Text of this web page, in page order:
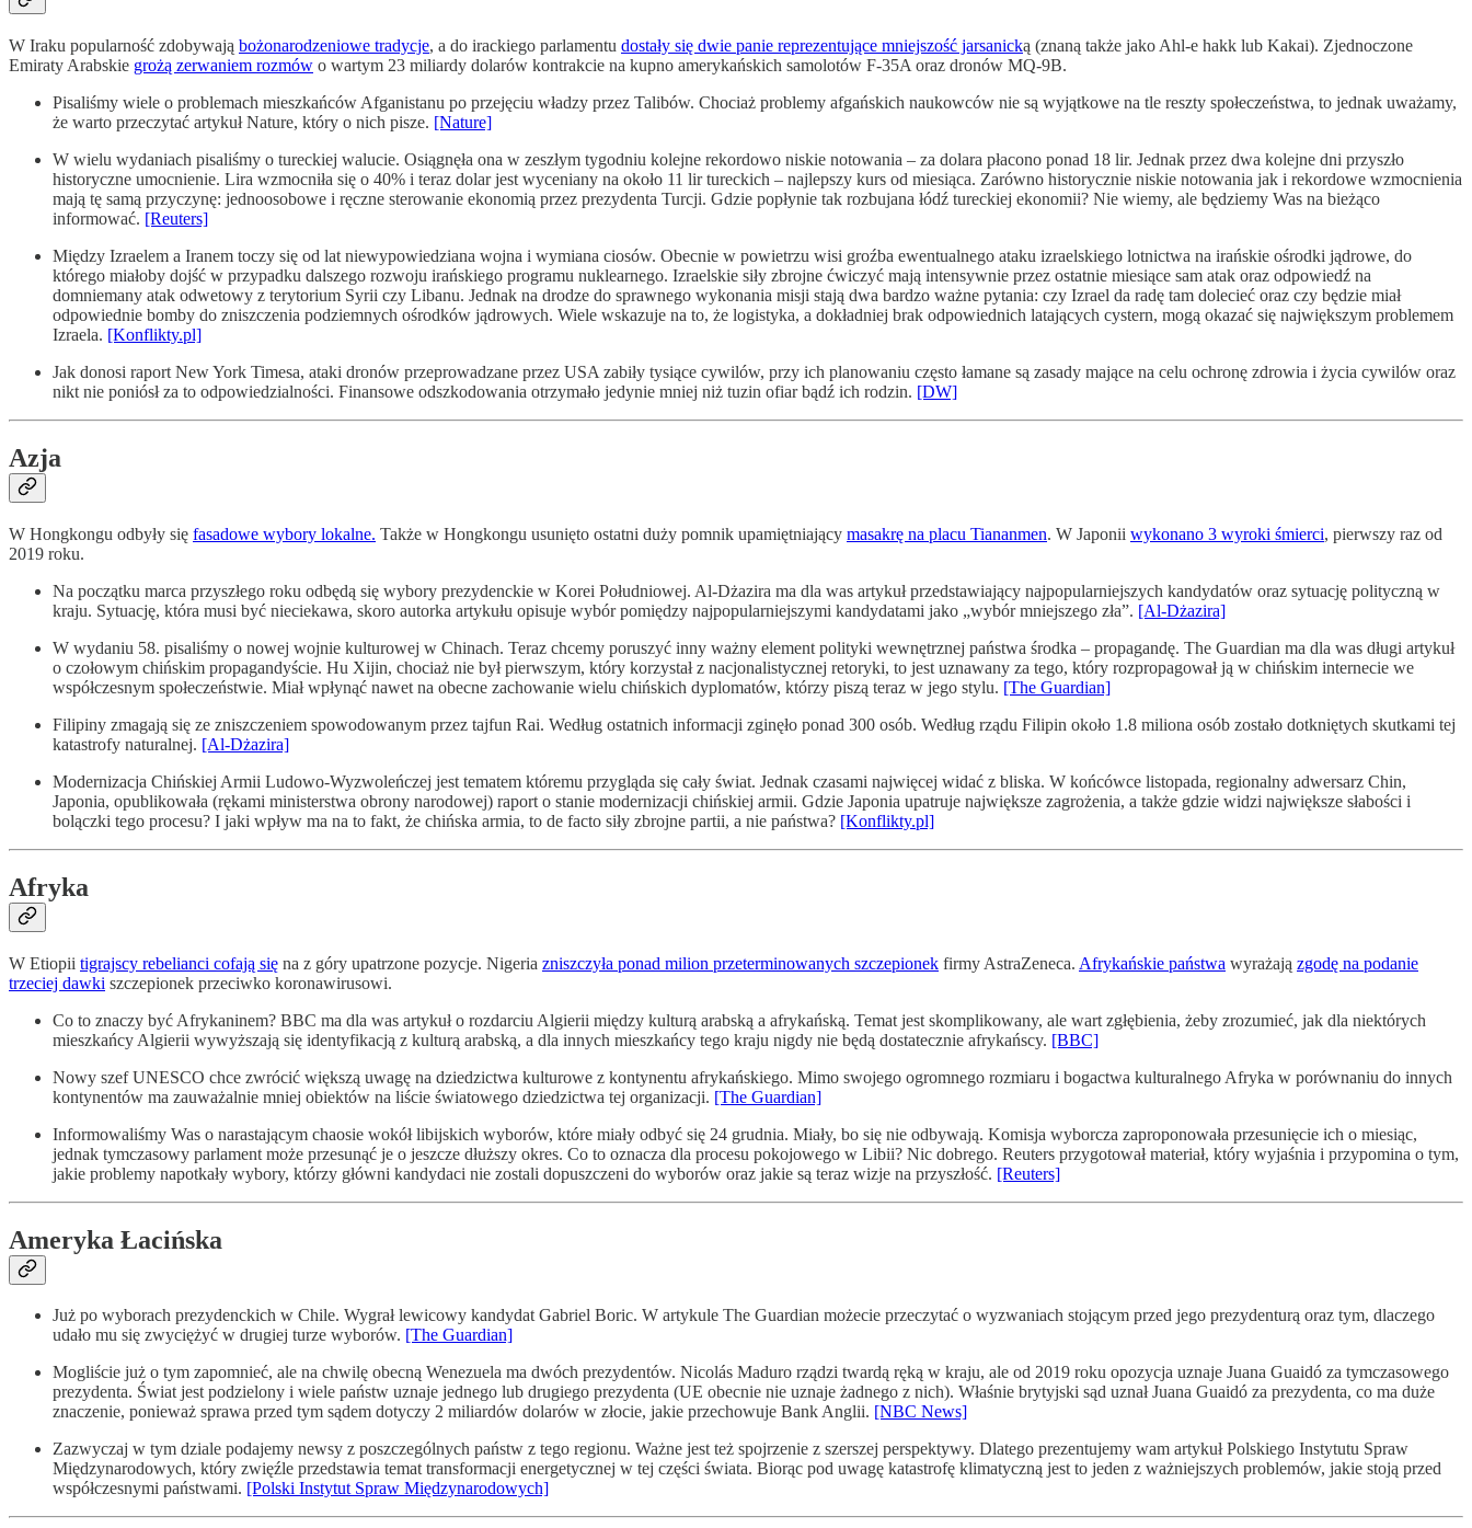
W Iraku popularność zdobywają bożonarodzeniowe tradycje, a do irackiego parlamentu dostały się dwie panie reprezentujące mniejszość jarsanicką (znaną także jako Ahl-e hakk lub Kakai). Zjednoczone
Emiraty Arabskie grożą zerwaniem rozmów o wartym 23 miliardy dolarów kontrakcie na kupno amerykańskich samolotów F-35A oraz dronów MQ-9B.
Pisaliśmy wiele o problemach mieszkańców Afganistanu po przejęciu władzy przez Talibów. Chociaż problemy afgańskich naukowców nie są wyjątkowe na tle reszty społeczeństwa, to jednak uważamy,
że warto przeczytać artykuł Nature, który o nich pisze. [Nature]
W wielu wydaniach pisaliśmy o tureckiej walucie. Osiągnęła ona w zeszłym tygodniu kolejne rekordowo niskie notowania – za dolara płacono ponad 18 lir. Jednak przez dwa kolejne dni przyszło
historyczne umocnienie. Lira wzmocniła się o 40% i teraz dolar jest wyceniany na około 11 lir tureckich – najlepszy kurs od miesiąca. Zarówno historycznie niskie notowania jak i rekordowe wzmocnienia
mają tę samą przyczynę: jednoosobowe i ręczne sterowanie ekonomią przez prezydenta Turcji. Gdzie popłynie tak rozbujana łódź tureckiej ekonomii? Nie wiemy, ale będziemy Was na bieżąco
informować. [Reuters]
Między Izraelem a Iranem toczy się od lat niewypowiedziana wojna i wymiana ciosów. Obecnie w powietrzu wisi groźba ewentualnego ataku izraelskiego lotnictwa na irańskie ośrodki jądrowe, do
którego miałoby dojść w przypadku dalszego rozwoju irańskiego programu nuklearnego. Izraelskie siły zbrojne ćwiczyć mają intensywnie przez ostatnie miesiące sam atak oraz odpowiedź na
domniemany atak odwetowy z terytorium Syrii czy Libanu. Jednak na drodze do sprawnego wykonania misji stają dwa bardzo ważne pytania: czy Izrael da radę tam dolecieć oraz czy będzie miał
odpowiednie bomby do zniszczenia podziemnych ośrodków jądrowych. Wiele wskazuje na to, że logistyka, a dokładniej brak odpowiednich latających cystern, mogą okazać się największym problemem
Izraela. [Konflikty.pl]
Jak donosi raport New York Timesa, ataki dronów przeprowadzane przez USA zabiły tysiące cywilów, przy ich planowaniu często łamane są zasady mające na celu ochronę zdrowia i życia cywilów oraz
nikt nie poniósł za to odpowiedzialności. Finansowe odszkodowania otrzymało jedynie mniej niż tuzin ofiar bądź ich rodzin. [DW]
Azja
W Hongkongu odbyły się fasadowe wybory lokalne. Także w Hongkongu usunięto ostatni duży pomnik upamiętniający masakrę na placu Tiananmen. W Japonii wykonano 3 wyroki śmierci, pierwszy raz od
2019 roku.
Na początku marca przyszłego roku odbędą się wybory prezydenckie w Korei Południowej. Al-Dżazira ma dla was artykuł przedstawiający najpopularniejszych kandydatów oraz sytuację polityczną w
kraju. Sytuację, która musi być nieciekawa, skoro autorka artykułu opisuje wybór pomiędzy najpopularniejszymi kandydatami jako „wybór mniejszego zła”. [Al-Dżazira]
W wydaniu 58. pisaliśmy o nowej wojnie kulturowej w Chinach. Teraz chcemy poruszyć inny ważny element polityki wewnętrznej państwa środka – propagandę. The Guardian ma dla was długi artykuł
o czołowym chińskim propagandyście. Hu Xijin, chociaż nie był pierwszym, który korzystał z nacjonalistycznej retoryki, to jest uznawany za tego, który rozpropagował ją w chińskim internecie we
współczesnym społeczeństwie. Miał wpłynąć nawet na obecne zachowanie wielu chińskich dyplomatów, którzy piszą teraz w jego stylu. [The Guardian]
Filipiny zmagają się ze zniszczeniem spowodowanym przez tajfun Rai. Według ostatnich informacji zginęło ponad 300 osób. Według rządu Filipin około 1.8 miliona osób zostało dotkniętych skutkami tej
katastrofy naturalnej. [Al-Dżazira]
Modernizacja Chińskiej Armii Ludowo-Wyzwoleńczej jest tematem któremu przygląda się cały świat. Jednak czasami najwięcej widać z bliska. W końcówce listopada, regionalny adwersarz Chin,
Japonia, opublikowała (rękami ministerstwa obrony narodowej) raport o stanie modernizacji chińskiej armii. Gdzie Japonia upatruje największe zagrożenia, a także gdzie widzi największe słabości i
bolączki tego procesu? I jaki wpływ ma na to fakt, że chińska armia, to de facto siły zbrojne partii, a nie państwa? [Konflikty.pl]
Afryka
W Etiopii tigrajscy rebelianci cofają się na z góry upatrzone pozycje. Nigeria zniszczyła ponad milion przeterminowanych szczepionek firmy AstraZeneca. Afrykańskie państwa wyrażają zgodę na podanie
trzeciej dawki szczepionek przeciwko koronawirusowi.
Co to znaczy być Afrykaninem? BBC ma dla was artykuł o rozdarciu Algierii między kulturą arabską a afrykańską. Temat jest skomplikowany, ale wart zgłębienia, żeby zrozumieć, jak dla niektórych
mieszkańcy Algierii wywyższają się identyfikacją z kulturą arabską, a dla innych mieszkańcy tego kraju nigdy nie będą dostatecznie afrykańscy. [BBC]
Nowy szef UNESCO chce zwrócić większą uwagę na dziedzictwa kulturowe z kontynentu afrykańskiego. Mimo swojego ogromnego rozmiaru i bogactwa kulturalnego Afryka w porównaniu do innych
kontynentów ma zauważalnie mniej obiektów na liście światowego dziedzictwa tej organizacji. [The Guardian]
Informowaliśmy Was o narastającym chaosie wokół libijskich wyborów, które miały odbyć się 24 grudnia. Miały, bo się nie odbywają. Komisja wyborcza zaproponowała przesunięcie ich o miesiąc,
jednak tymczasowy parlament może przesunąć je o jeszcze dłuższy okres. Co to oznacza dla procesu pokojowego w Libii? Nic dobrego. Reuters przygotował materiał, który wyjaśnia i przypomina o tym,
jakie problemy napotkały wybory, którzy główni kandydaci nie zostali dopuszczeni do wyborów oraz jakie są teraz wizje na przyszłość. [Reuters]
Ameryka Łacińska
Już po wyborach prezydenckich w Chile. Wygrał lewicowy kandydat Gabriel Boric. W artykule The Guardian możecie przeczytać o wyzwaniach stojącym przed jego prezydenturą oraz tym, dlaczego
udało mu się zwyciężyć w drugiej turze wyborów. [The Guardian]
Mogliście już o tym zapomnieć, ale na chwilę obecną Wenezuela ma dwóch prezydentów. Nicolás Maduro rządzi twardą ręką w kraju, ale od 2019 roku opozycja uznaje Juana Guaidó za tymczasowego
prezydenta. Świat jest podzielony i wiele państw uznaje jednego lub drugiego prezydenta (UE obecnie nie uznaje żadnego z nich). Właśnie brytyjski sąd uznał Juana Guaidó za prezydenta, co ma duże
znaczenie, ponieważ sprawa przed tym sądem dotyczy 2 miliardów dolarów w złocie, jakie przechowuje Bank Anglii. [NBC News]
Zazwyczaj w tym dziale podajemy newsy z poszczególnych państw z tego regionu. Ważne jest też spojrzenie z szerszej perspektywy. Dlatego prezentujemy wam artykuł Polskiego Instytutu Spraw
Międzynarodowych, który zwięźle przedstawia temat transformacji energetycznej w tej części świata. Biorąc pod uwagę katastrofę klimatyczną jest to jeden z ważniejszych problemów, jakie stoją przed
współczesnymi państwami. [Polski Instytut Spraw Międzynarodowych]